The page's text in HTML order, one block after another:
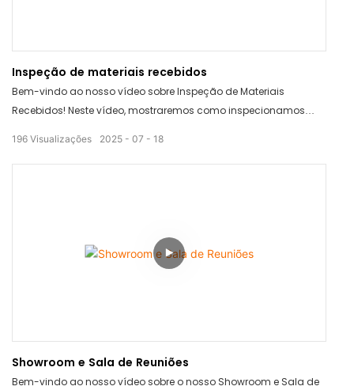
Inspeção de materiais recebidos
Bem-vindo ao nosso vídeo sobre Inspeção de Materiais
Recebidos! Neste vídeo, mostraremos como inspecionamos
que os mais altos padrões de qualidade sejam atendidos. De
inspeções visuais completas a medições detalhadas, nosso
2025 07 18
196 Visualizações
Showroom e Sala de Reuniões
Bem-vindo ao nosso vídeo sobre o nosso Showroom e Sala de